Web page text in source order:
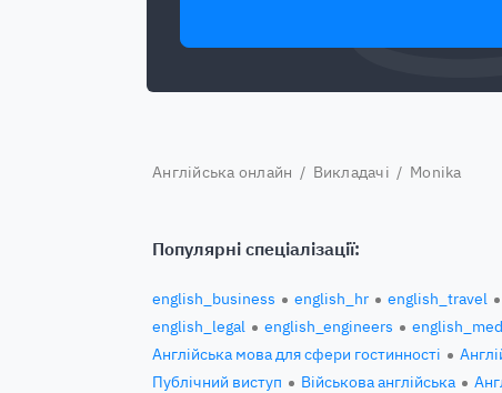
Англійська онлайн / Викладачі / Monika
Популярні спеціалізації:
english_business english_hr english_travel
english_legal
english_engineers
Англійська мова для сфери гостинності
Публічний виступ
Військова англійська